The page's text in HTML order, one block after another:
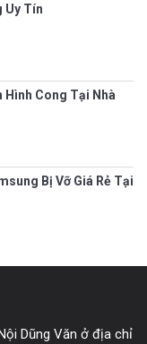
Uy Tín
Hình Cong Tại Nhà
Bị Vỡ Giá Rẻ Tại
Dũng Văn ở địa chỉ